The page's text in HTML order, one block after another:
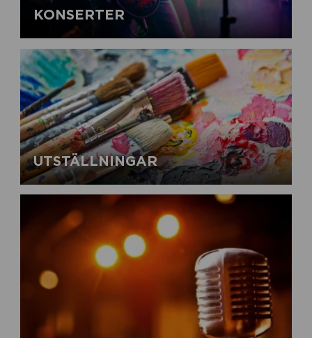
KONSERTER
UTSTÄLLNINGAR